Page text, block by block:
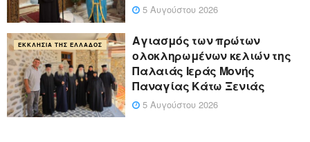
5 Αυγούστου 2026
ΕΚΚΛΗΣΊΑ ΤΗΣ ΕΛΛΆΔΟΣ
Αγιασμός των πρώτων
ολοκληρωμένων κελιών της
Παλαιάς Ιεράς Μονής
Παναγίας Κάτω Ξενιάς
5 Αυγούστου 2026